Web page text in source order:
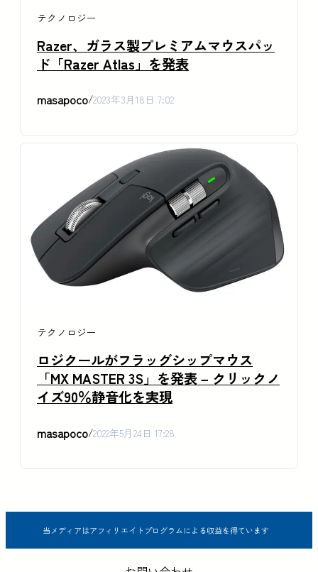
テクノロジー
Razer、ガラス製プレミアムマウスパッ
ド「Razer Atlas」を発表
masapoco/2023年3月18日 7:02
テクノロジー
ロジクールがフラッグシップマウス
「MX MASTER 3S」を発表 – クリックノ
イズ90％静音化を実現
masapoco/2022年5月24日 17:28
当メディアはアフィリエイトプログラムによる収益を得ています